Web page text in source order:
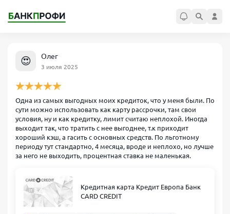
😍 Олег
3 июля 2025
Одна из самых выгодных моих кредиток, что у меня были. По
сути можно использовать как карту рассрочки, там свои
условия, ну и как кредитку, лимит считаю неплохой. Иногда
выходит так, что тратить с нее выгоднее, т.к приходит
хороший кэш, а гасить с основных средств. По льготному
периоду тут стандартно, 4 месяца, вроде и неплохо, но лучше
за него не выходить, процентная ставка не маленькая.
Кредитная карта Кредит Европа Банк
CARD CREDIT